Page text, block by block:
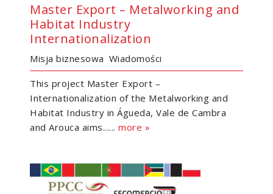
Master Export – Metalworking and
Habitat Industry
Internationalization
Misja biznesowa Wiadomości
This project Master Export –
Internationalization of the Metalworking and
Habitat Industry in Águeda, Vale de Cambra
and Arouca aims...... more »